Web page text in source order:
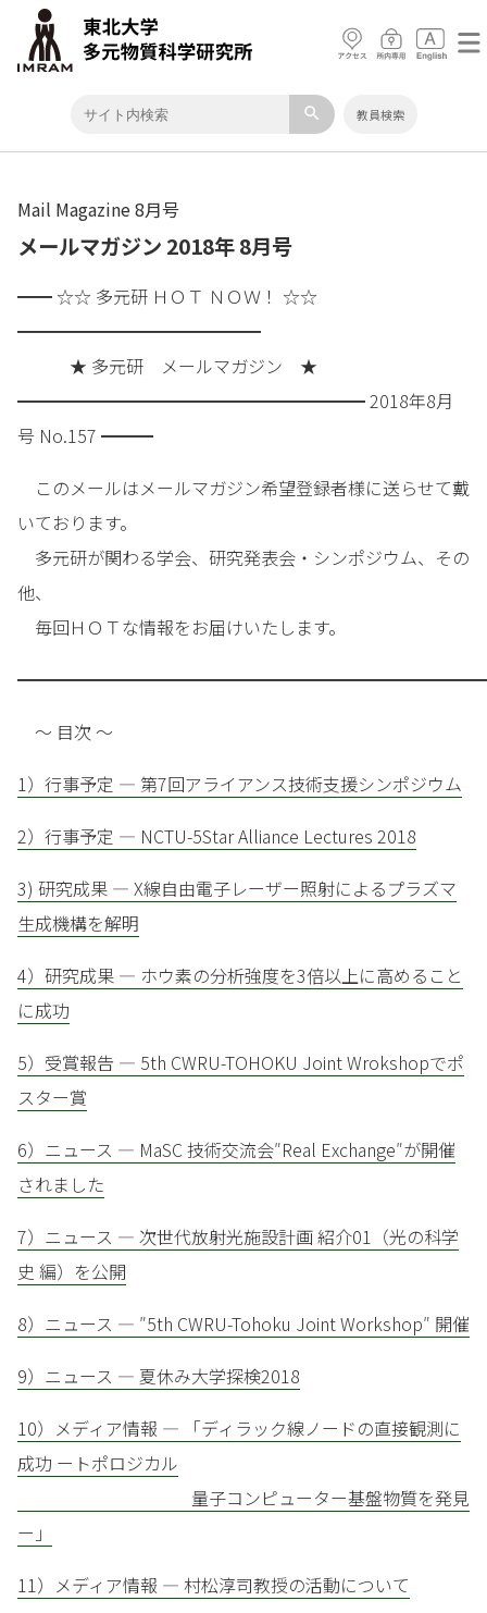
search 教員検索
Mail Magazine 8月号
メールマガジン 2018年 8月号
━━ ☆☆ 多元研 ＨＯＴ ＮＯＷ！ ☆☆
━━━━━━━━━━━━━━
★ 多元研 メールマガジン ★
━━━━━━━━━━━━━━━━━━━━ 2018年8月
号 No.157 ━━━
このメールはメールマガジン希望登録者様に送らせて戴
いております。
多元研が関わる学会、研究発表会・シンポジウム、その
他、
毎回ＨＯＴな情報をお届けいたします。
～ 目次 ～
1）行事予定 — 第7回アライアンス技術支援シンポジウム
2）行事予定 — NCTU-5Star Alliance Lectures 2018
3) 研究成果 — X線自由電子レーザー照射によるプラズマ
生成機構を解明
4）研究成果 — ホウ素の分析強度を3倍以上に高めること
に成功
5）受賞報告 — 5th CWRU-TOHOKU Joint Wrokshopでポ
スター賞
6）ニュース — MaSC 技術交流会″Real Exchange″が開催
されました
7）ニュース — 次世代放射光施設計画 紹介01（光の科学
史 編）を公開
8）ニュース — ″5th CWRU-Tohoku Joint Workshop″ 開催
9）ニュース — 夏休み大学探検2018
10）メディア情報 — 「ディラック線ノードの直接観測に
成功 ートポロジカル
量子コンピューター基盤物質を発見
ー」
11）メディア情報 — 村松淳司教授の活動について